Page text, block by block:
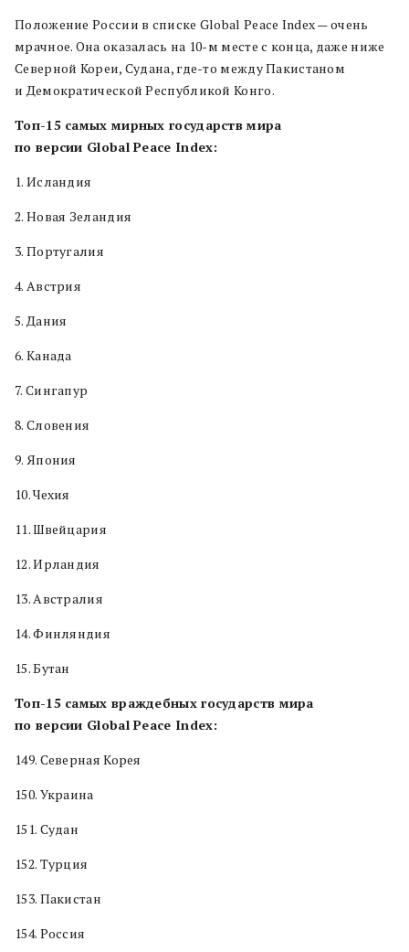
Положение России в списке Global Peace Index — очень
мрачное. Она оказалась на 10-м месте с конца, даже ниже
Северной Кореи, Судана, где-то между Пакистаном
и Демократической Республикой Конго.
Топ-15 самых мирных государств мира
по версии Global Peace Index:
1. Исландия
2. Новая Зеландия
3. Португалия
4. Австрия
5. Дания
6. Канада
7. Сингапур
8. Словения
9. Япония
10. Чехия
11. Швейцария
12. Ирландия
13. Австралия
14. Финляндия
15. Бутан
Топ-15 самых враждебных государств мира
по версии Global Peace Index:
149. Северная Корея
150. Украина
151. Судан
152. Турция
153. Пакистан
154. Россия